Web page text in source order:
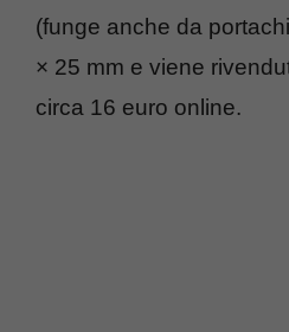
(funge anche da
× 25 mm e viene
circa 16 euro online.